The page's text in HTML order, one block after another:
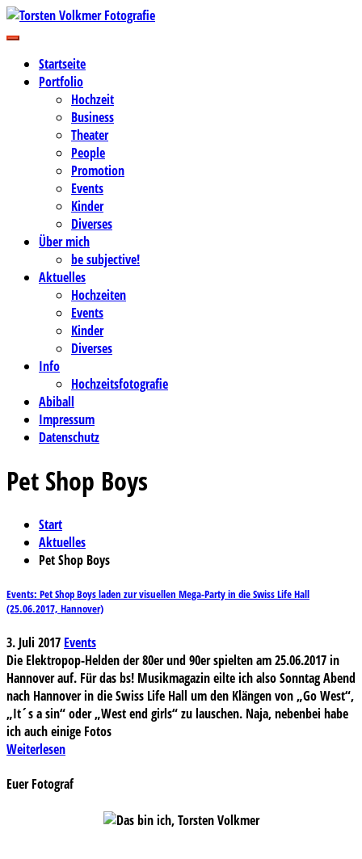
Zum
Inhalt
Torsten Volkmer Fotografie
Business-, Portrait- und Hochzeitsfotografie
Startseite
Portfolio
Hochzeit
Business
Theater
People
Promotion
Events
Kinder
Diverses
Über mich
be subjective!
Aktuelles
Hochzeiten
Events
Kinder
Diverses
Info
Hochzeitsfotografie
Abiball
Impressum
Datenschutz
Pet Shop Boys
Start
Aktuelles
Pet Shop Boys
Events: Pet Shop Boys laden zur visuellen Mega-Party in die Swiss Life Hall
(25.06.2017, Hannover)
3. Juli 2017 Events
Die Elektropop-Helden der 80er und 90er spielten am 25.06.2017 in
Hannover auf. Für das bs! Musikmagazin eilte ich also Sonntag Abend
nach Hannover in die Swiss Life Hall um den Klängen von „Go West“,
„It´s a sin“ oder „West end girls“ zu lauschen. Naja, nebenbei habe
ich auch einige Fotos
Weiterlesen
Euer Fotograf